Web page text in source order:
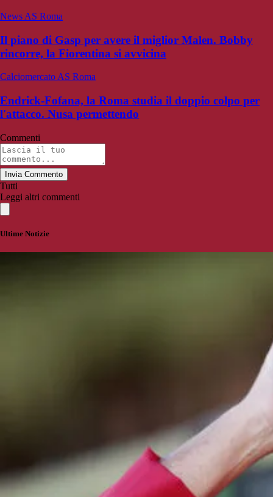
News AS Roma
Il piano di Gasp per avere il miglior Malen. Bobby
rincorre, la Fiorentina si avvicina
Calciomercato AS Roma
Endrick-Fofana, la Roma studia il doppio colpo per
l'attacco. Nusa permettendo
Commenti
Invia Commento
Tutti
Leggi altri commenti
Ultime Notizie